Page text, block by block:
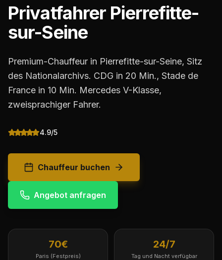
Privatfahrer Pierrefitte-
sur-Seine
Premium-Chauffeur in Pierrefitte-sur-Seine, Sitz
des Nationalarchivs. CDG in 20 Min., Stade de
France in 10 Min. Mercedes V-Klasse,
zweisprachiger Fahrer.
4.9/5
Chauffeur buchen
Angebot anfragen
70€
Paris (Festpreis)
24/7
Tag und Nacht verfügbar